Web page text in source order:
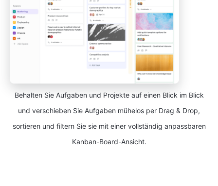
Behalten Sie Aufgaben und Projekte auf einen Blick im Blick
und verschieben Sie Aufgaben mühelos per Drag & Drop,
sortieren und filtern Sie sie mit einer vollständig anpassbaren
Kanban-Board-Ansicht.